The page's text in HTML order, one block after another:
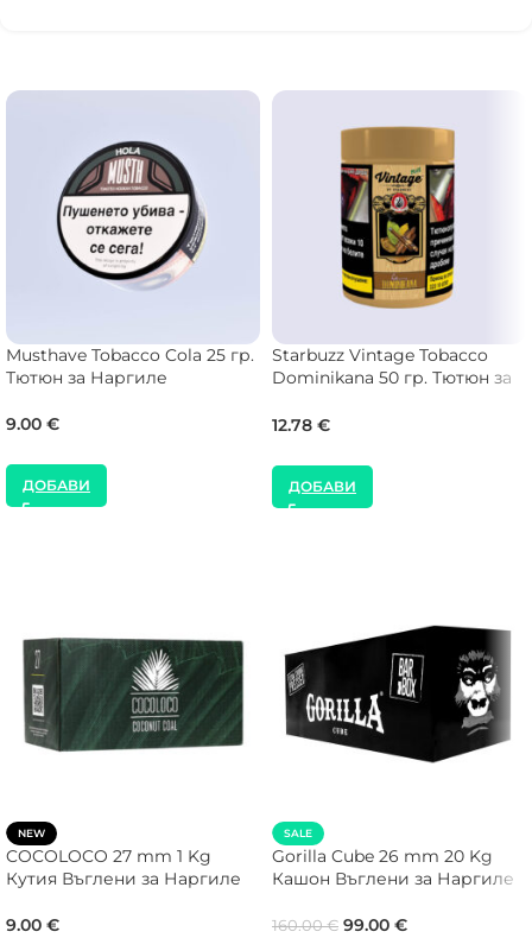
Musthave Tobacco Cola 25 гр.
Тютюн за Наргиле
9.00 €
ДОБАВИ
Starbuzz Vintage Tobacco
Dominikana 50 гр. Тютюн за
12.78 €
ДОБАВИ
NEW
COCOLOCO 27 mm 1 Kg
Кутия Въглени за Наргиле
9.00 €
SALE
Gorilla Cube 26 mm 20 Kg
Кашон Въглени за Наргиле
160.00€ 99.00 €